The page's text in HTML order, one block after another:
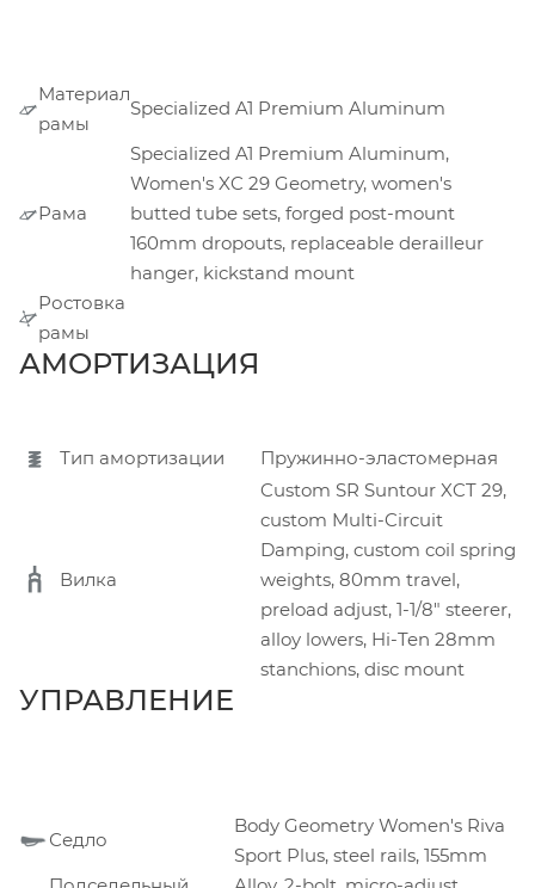
Материал
рамы
Specialized A1 Premium Aluminum
Рама
Specialized A1 Premium Aluminum,
Women's XC 29 Geometry, women's
butted tube sets, forged post-mount
160mm dropouts, replaceable derailleur
hanger, kickstand mount
Ростовка
рамы
АМОРТИЗАЦИЯ
Тип амортизации Пружинно-эластомерная
Вилка
Custom SR Suntour XCT 29,
custom Multi-Circuit
Damping, custom coil spring
weights, 80mm travel,
preload adjust, 1-1/8" steerer,
alloy lowers, Hi-Ten 28mm
stanchions, disc mount
УПРАВЛЕНИЕ
Седло
Body Geometry Women's Riva
Sport Plus, steel rails, 155mm